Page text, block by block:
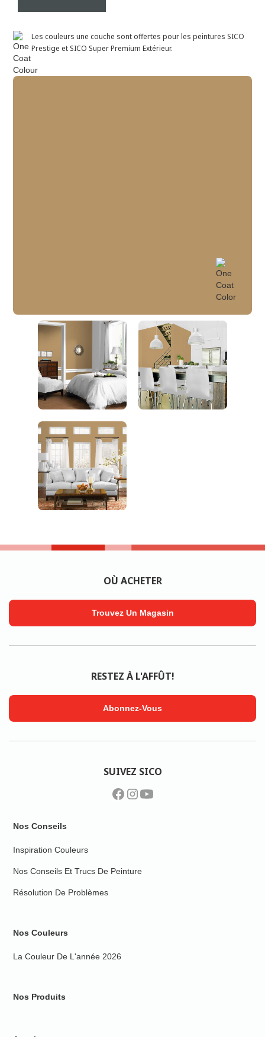
Les couleurs une couche sont offertes pour les peintures SICO
Prestige et SICO Super Premium Extérieur.
OÙ ACHETER
Trouvez Un Magasin
RESTEZ À L'AFFÛT!
Abonnez-Vous
SUIVEZ SICO
Nos Conseils
Inspiration Couleurs
Nos Conseils Et Trucs De Peinture
Résolution De Problèmes
Nos Couleurs
La Couleur De L'année 2026
Nos Produits